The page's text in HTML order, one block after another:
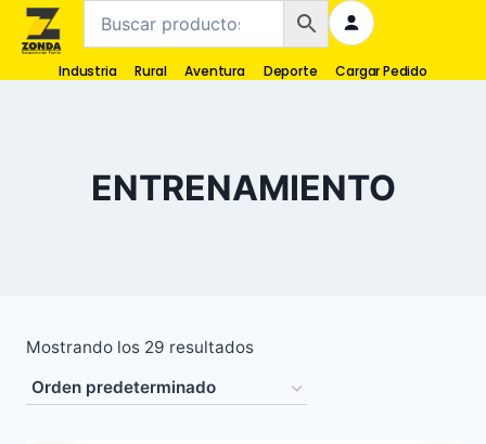
Industria Rural Aventura Deporte Cargar Pedido
ENTRENAMIENTO
Mostrando los 29 resultados